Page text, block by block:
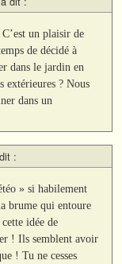
un plaisir de
de décidé à
dans le jardin en
extérieures ? Nous
dans un
:
» si habilement
brume qui entoure
idée de
! Ils semblent avoir
! Tu ne cesses